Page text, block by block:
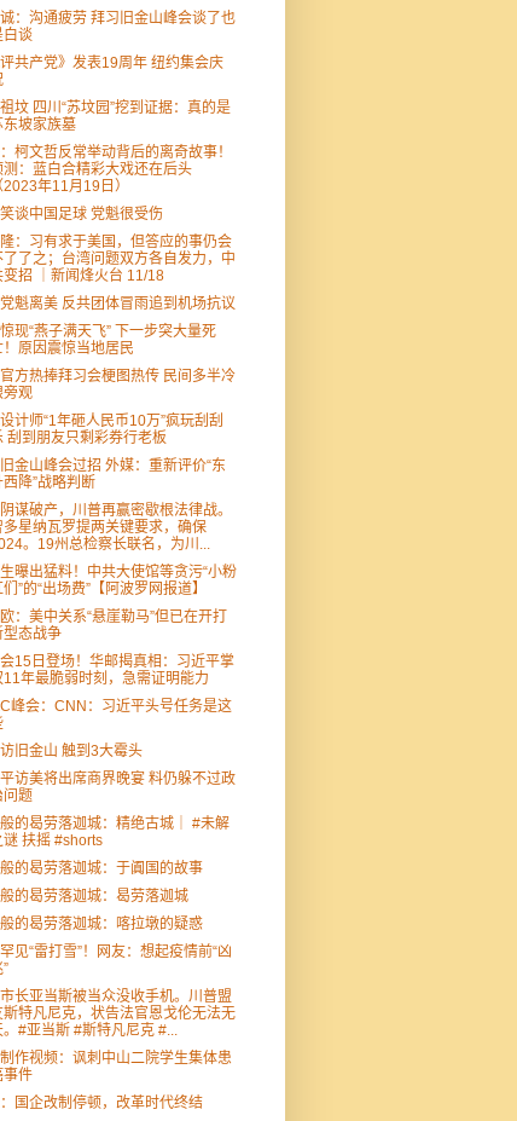
：沟通疲劳 拜习旧金山峰会谈了也
白谈
评共产党》发表19周年 纽约集会庆
坟 四川“苏坟园”挖到证据：真的是
东坡家族墓
柯文哲反常举动背后的离奇故事！
测：蓝白合精彩大戏还在后头
2023年11月19日）
谈中国足球 党魁很受伤
：习有求于美国，但答应的事仍会
了了之；台湾问题双方各自发力，中
变招 ｜新闻烽火台 11/18
魁离美 反共团体冒雨追到机场抗议
现“燕子满天飞” 下一步突大量死
！原因震惊当地居民
方热捧拜习会梗图热传 民间多半冷
旁观
计师“1年砸人民币10万”疯玩刮刮
刮到朋友只剩彩券行老板
金山峰会过招 外媒：重新评价“东
西降”战略判断
谋破产，川普再赢密歇根法律战。
多星纳瓦罗提两关键要求，确保
。19州总检察长联名，为川...
曝出猛料！中共大使馆等贪污“小粉
”的“出场费”【阿波罗网报道】
：美中关系“悬崖勒马”但已在开打
型态战争
15日登场！华邮揭真相：习近平掌
11年最脆弱时刻，急需证明能力
峰会：CNN：习近平头号任务是这
旧金山 触到3大霉头
访美将出席商界晚宴 料仍躲不过政
问题
的曷劳落迦城：精绝古城｜ #未解
谜 扶摇 #shorts
的曷劳落迦城：于阗国的故事
的曷劳落迦城：曷劳落迦城
的曷劳落迦城：喀拉墩的疑惑
见“雷打雪”！网友：想起疫情前“凶
长亚当斯被当众没收手机。川普盟
斯特凡尼克，状告法官恩戈伦无法无
。#亚当斯 #斯特凡尼克 #...
作视频：讽刺中山二院学生集体患
事件
国企改制停顿，改革时代终结